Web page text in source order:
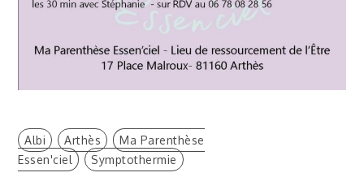
Albi Arthès
Ma Parenthèse
Essen'ciel
Symptothermie